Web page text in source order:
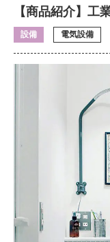
【商品紹介】工
設備 電気設備